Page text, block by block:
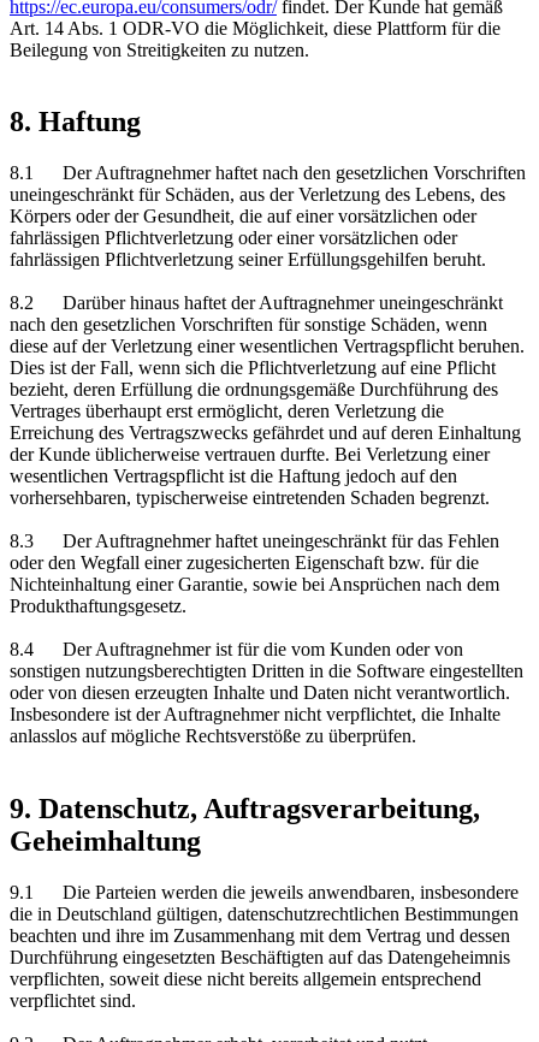
https://ec.europa.eu/consumers/odr/findet. Der Kunde hat gemäß
Art. 14 Abs. 1 ODR-VO die Möglichkeit, diese Plattform für die
Beilegung von Streitigkeiten zu nutzen.
8. Haftung
8.1 Der Auftragnehmer haftet nach den gesetzlichen Vorschriften
uneingeschränkt für Schäden, aus der Verletzung des Lebens, des
Körpers oder der Gesundheit, die auf einer vorsätzlichen oder
fahrlässigen Pflichtverletzung oder einer vorsätzlichen oder
fahrlässigen Pflichtverletzung seiner Erfüllungsgehilfen beruht.
8.2 Darüber hinaus haftet der Auftragnehmer uneingeschränkt
nach den gesetzlichen Vorschriften für sonstige Schäden, wenn
diese auf der Verletzung einer wesentlichen Vertragspflicht beruhen.
Dies ist der Fall, wenn sich die Pflichtverletzung auf eine Pflicht
bezieht, deren Erfüllung die ordnungsgemäße Durchführung des
Vertrages überhaupt erst ermöglicht, deren Verletzung die
Erreichung des Vertragszwecks gefährdet und auf deren Einhaltung
der Kunde üblicherweise vertrauen durfte. Bei Verletzung einer
wesentlichen Vertragspflicht ist die Haftung jedoch auf den
vorhersehbaren, typischerweise eintretenden Schaden begrenzt.
8.3 Der Auftragnehmer haftet uneingeschränkt für das Fehlen
oder den Wegfall einer zugesicherten Eigenschaft bzw. für die
Nichteinhaltung einer Garantie, sowie bei Ansprüchen nach dem
Produkthaftungsgesetz.
8.4 Der Auftragnehmer ist für die vom Kunden oder von
sonstigen nutzungsberechtigten Dritten in die Software eingestellten
oder von diesen erzeugten Inhalte und Daten nicht verantwortlich.
Insbesondere ist der Auftragnehmer nicht verpflichtet, die Inhalte
anlasslos auf mögliche Rechtsverstöße zu überprüfen.
9. Datenschutz, Auftragsverarbeitung,
Geheimhaltung
9.1 Die Parteien werden die jeweils anwendbaren, insbesondere
die in Deutschland gültigen, datenschutzrechtlichen Bestimmungen
beachten und ihre im Zusammenhang mit dem Vertrag und dessen
Durchführung eingesetzten Beschäftigten auf das Datengeheimnis
verpflichten, soweit diese nicht bereits allgemein entsprechend
verpflichtet sind.